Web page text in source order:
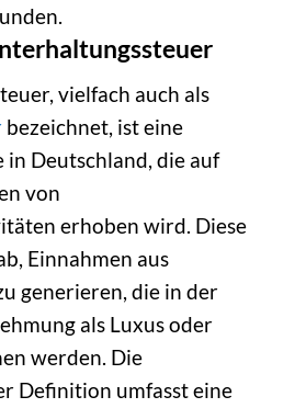
vielfach auch als
bezeichnet, ist eine
in Deutschland, die auf
von
erhoben wird. Diese
Einnahmen aus
generieren, die in der
als Luxus oder
werden. Die
Definition umfasst eine